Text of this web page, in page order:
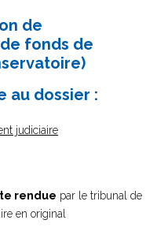
de
fonds de
au dossier :
judiciaire
rendue par le tribunal de
en original